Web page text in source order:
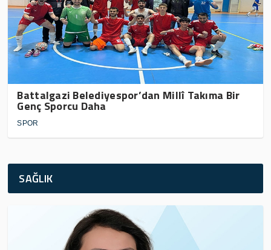
Battalgazi Belediyespor’dan Millî Takıma Bir
Genç Sporcu Daha
SPOR
SAĞLIK